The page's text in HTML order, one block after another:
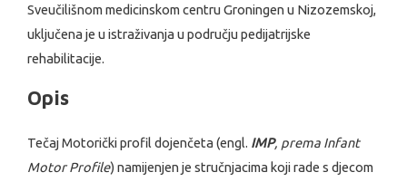
Sveučilišnom medicinskom centru Groningen u Nizozemskoj,
uključena je u istraživanja u području pedijatrijske
rehabilitacije.
Opis
Tečaj Motorički profil dojenčeta (engl. IMP, prema Infant
Motor Profile) namijenjen je stručnjacima koji rade s djecom